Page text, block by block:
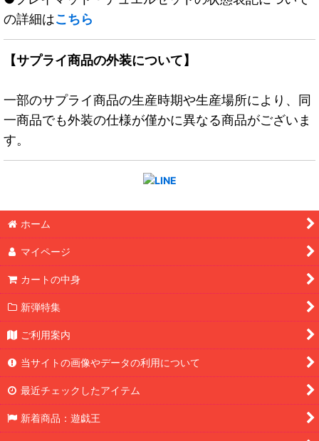
の詳細はこちら
【サプライ商品の外装について】
一部のサプライ商品の生産時期や生産場所により、同
一商品でも外装の仕様が僅かに異なる商品がございま
す。
ホーム
マイページ
カートの中身
新弾特集
ご利用案内
当サイトの画像やデータの利用について
最近チェックしたアイテム
新着商品：遊戯王